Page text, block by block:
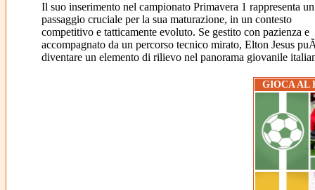
Il suo inserimento nel campionato Primavera 1 rappresenta un
passaggio cruciale per la sua maturazione, in un contesto
competitivo e tatticamente evoluto. Se gestito con pazienza e
accompagnato da un percorso tecnico mirato, Elton Jesus
diventare un elemento di rilievo nel panorama giovanile
GIOCA AL